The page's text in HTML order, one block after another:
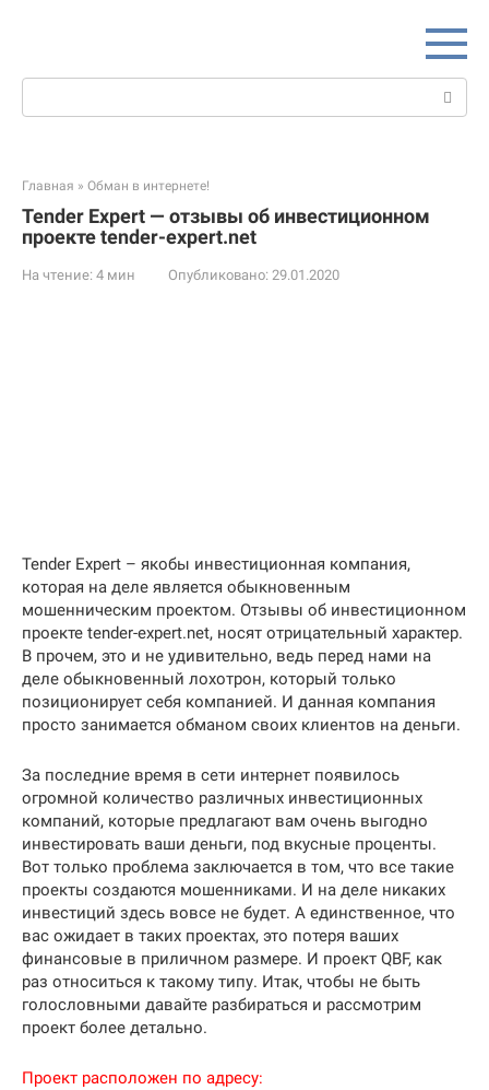
Поиск:
Главная » Обман в интернете!
Tender Expert — отзывы об инвестиционном
проекте tender-expert.net
На чтение: 4 мин Опубликовано: 29.01.2020
Tender Expert – якобы инвестиционная компания,
которая на деле является обыкновенным
мошенническим проектом. Отзывы об инвестиционном
проекте tender-expert.net, носят отрицательный характер.
В прочем, это и не удивительно, ведь перед нами на
деле обыкновенный лохотрон, который только
позиционирует себя компанией. И данная компания
просто занимается обманом своих клиентов на деньги.
За последние время в сети интернет появилось
огромной количество различных инвестиционных
компаний, которые предлагают вам очень выгодно
инвестировать ваши деньги, под вкусные проценты.
Вот только проблема заключается в том, что все такие
проекты создаются мошенниками. И на деле никаких
инвестиций здесь вовсе не будет. А единственное, что
вас ожидает в таких проектах, это потеря ваших
финансовые в приличном размере. И проект QBF, как
раз относиться к такому типу. Итак, чтобы не быть
голословными давайте разбираться и рассмотрим
проект более детально.
Проект расположен по адресу: